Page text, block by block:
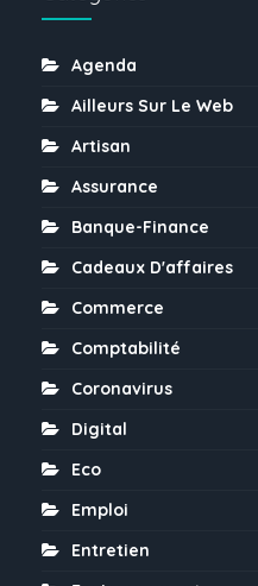
Agenda
Ailleurs Sur Le Web
Artisan
Assurance
Banque-Finance
Cadeaux D'affaires
Commerce
Comptabilité
Coronavirus
Digital
Eco
Emploi
Entretien